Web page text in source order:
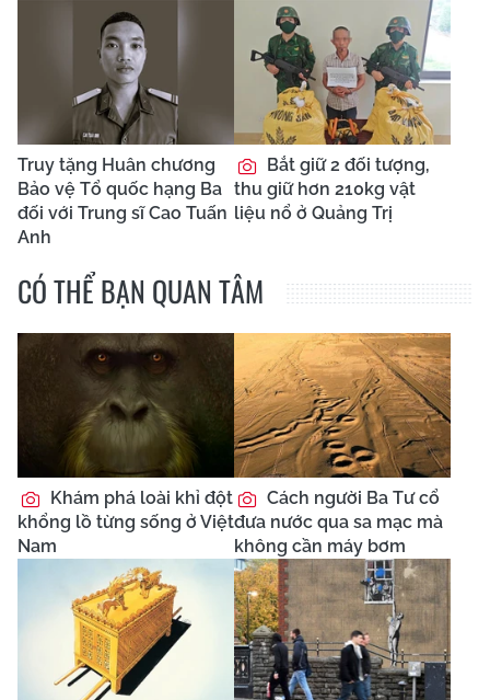
Truy tặng Huân chương
Bảo vệ Tổ quốc hạng Ba
đối với Trung sĩ Cao Tuấn
Anh
Bắt giữ 2 đối tượng,
thu giữ hơn 210kg vật
liệu nổ ở Quảng Trị
CÓ THỂ BẠN QUAN TÂM
Khám phá loài khỉ đột
khổng lồ từng sống ở Việt
Nam
Cách người Ba Tư cổ
đưa nước qua sa mạc mà
không cần máy bơm